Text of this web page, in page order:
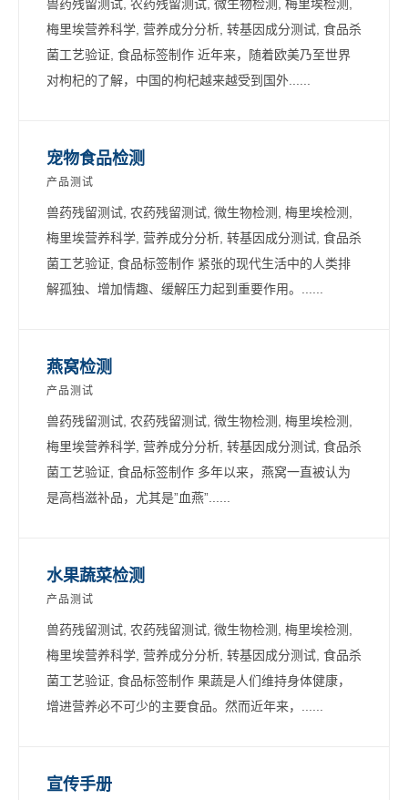
兽药残留测试, 农药残留测试, 微生物检测, 梅里埃检测,
梅里埃营养科学, 营养成分分析, 转基因成分测试, 食品杀
菌工艺验证, 食品标签制作 近年来，随着欧美乃至世界
对枸杞的了解，中国的枸杞越来越受到国外......
宠物食品检测
产品测试
兽药残留测试, 农药残留测试, 微生物检测, 梅里埃检测,
梅里埃营养科学, 营养成分分析, 转基因成分测试, 食品杀
菌工艺验证, 食品标签制作 紧张的现代生活中的人类排
解孤独、增加情趣、缓解压力起到重要作用。......
燕窝检测
产品测试
兽药残留测试, 农药残留测试, 微生物检测, 梅里埃检测,
梅里埃营养科学, 营养成分分析, 转基因成分测试, 食品杀
菌工艺验证, 食品标签制作 多年以来，燕窝一直被认为
是高档滋补品，尤其是”血燕”......
水果蔬菜检测
产品测试
兽药残留测试, 农药残留测试, 微生物检测, 梅里埃检测,
梅里埃营养科学, 营养成分分析, 转基因成分测试, 食品杀
菌工艺验证, 食品标签制作 果蔬是人们维持身体健康，
增进营养必不可少的主要食品。然而近年来，......
宣传手册